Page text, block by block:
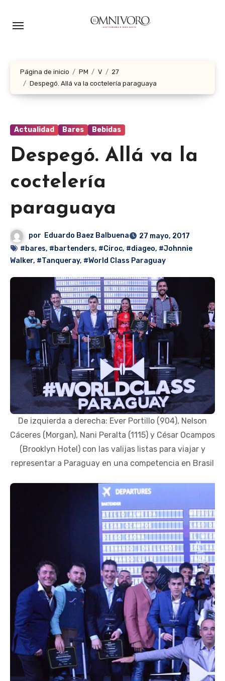
Página de inicio PM V
27
Despegó. Allá va la coctelería paraguaya
Actualidad Bares Bebidas
Despegó. Allá va la
coctelería
paraguaya
por Eduardo Baez Balbuena
27 mayo, 2017
#bares, #bartenders, #Ciroc, #diageo, #Johnnie
Walker, #Tanqueray, #World Class Paraguay
De izquierda a derecha: Ever Portillo (904), Nelson
Cáceres (Morgan), Nani Peralta (1115) y César Ocampos
(Brooklyn Hotel) con las valijas listas para viajar y
representar a Paraguay en una competencia en Brasil